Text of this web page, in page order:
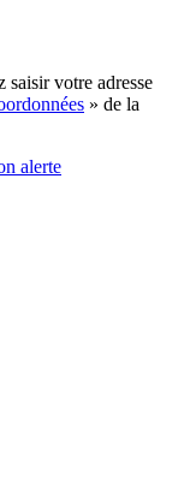
saisir votre adresse
» de la
alerte